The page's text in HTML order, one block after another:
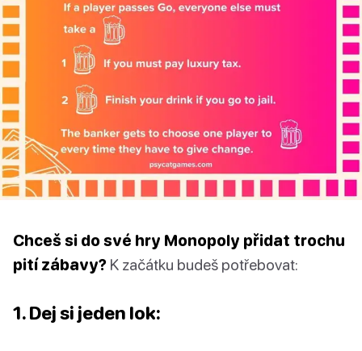
Chceš si do své hry Monopoly přidat trochu
pití zábavy? K začátku budeš potřebovat:
1. Dej si jeden lok: